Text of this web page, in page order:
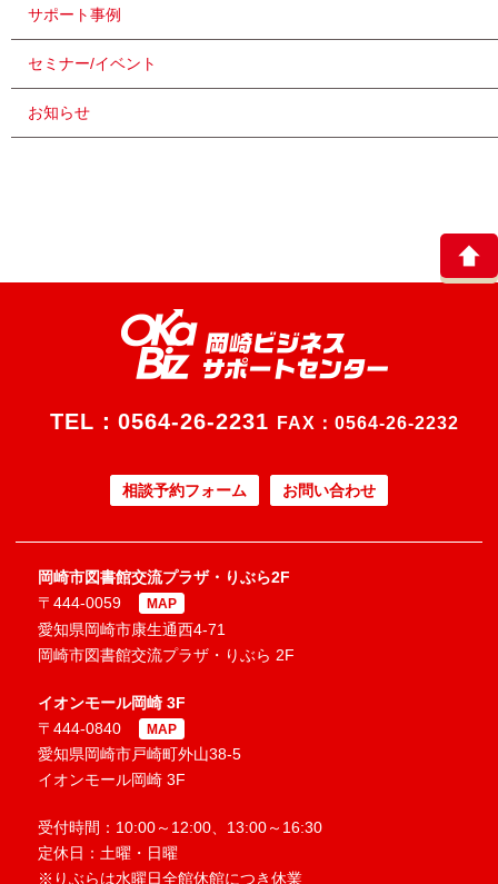
サポート事例
セミナー/イベント
お知らせ
TEL： 0564-26-2231 FAX：0564-26-2232
相談予約フォーム お問い合わせ
岡崎市図書館交流プラザ・りぶら2F
〒444-0059
MAP
愛知県岡崎市康生通西4-71
岡崎市図書館交流プラザ・りぶら 2F
イオンモール岡崎 3F
〒444-0840
MAP
愛知県岡崎市戸崎町外山38-5
イオンモール岡崎 3F
受付時間：10:00～12:00、13:00～16:30
定休日：土曜・日曜
※りぶらは水曜日全館休館につき休業